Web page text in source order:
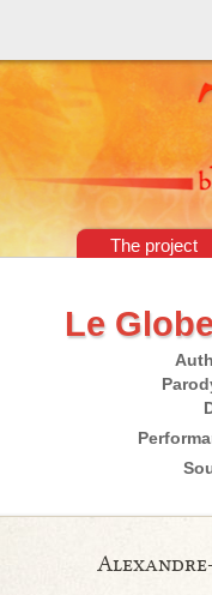
The project
Le